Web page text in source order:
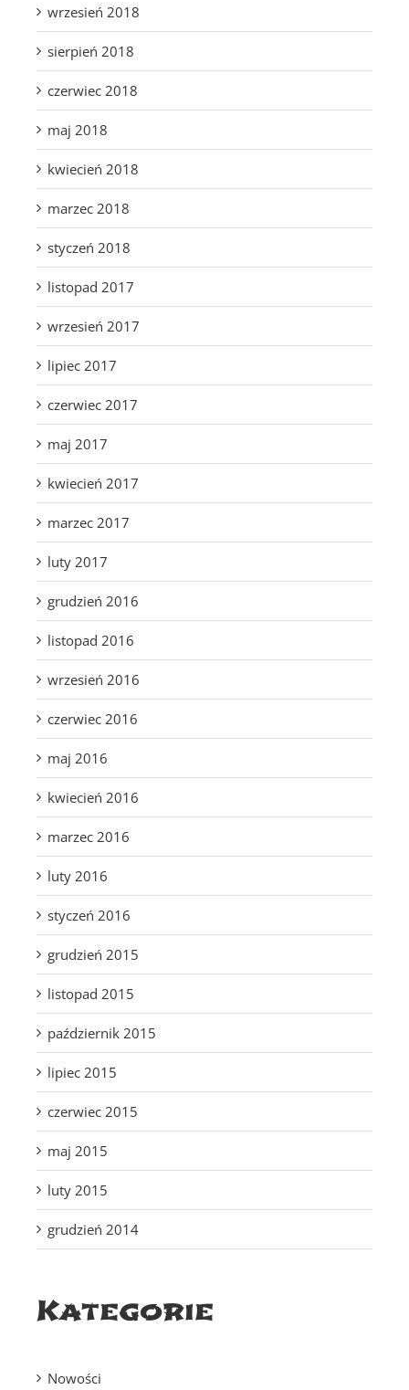
wrzesień 2018
sierpień 2018
czerwiec 2018
maj 2018
kwiecień 2018
marzec 2018
styczeń 2018
listopad 2017
wrzesień 2017
lipiec 2017
czerwiec 2017
maj 2017
kwiecień 2017
marzec 2017
luty 2017
grudzień 2016
listopad 2016
wrzesień 2016
czerwiec 2016
maj 2016
kwiecień 2016
marzec 2016
luty 2016
styczeń 2016
grudzień 2015
listopad 2015
październik 2015
lipiec 2015
czerwiec 2015
maj 2015
luty 2015
grudzień 2014
Kategorie
Nowości